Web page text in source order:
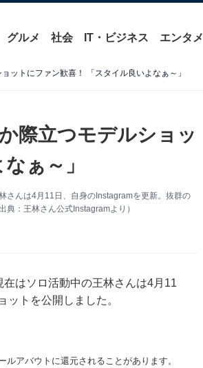
グルメ 社会 IT・ビジネス エンタメ
ットにファン歓喜！ 「スタイル良いよなぁ～」
際立つモデルショッ
ぁ～」
さんは4月11日、自身のInstagramを更新。抜群の
：王林さん公式Instagramより）
はソロ活動中の王林さんは4月11
ットを公開しました。
アバウトに還元されることがあります。